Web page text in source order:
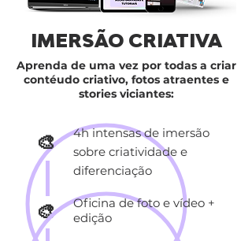
IMERSÃO CRIATIVA
Aprenda de uma vez por todas a criar
contéudo criativo, fotos atraentes e
stories viciantes:
🎨
🎨
4h intensas de imersão
sobre criatividade e
diferenciação
Oficina de foto e vídeo +
edição